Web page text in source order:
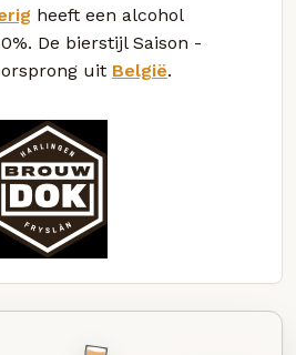
heeft een alcohol
De bierstijl Saison -
uit België.